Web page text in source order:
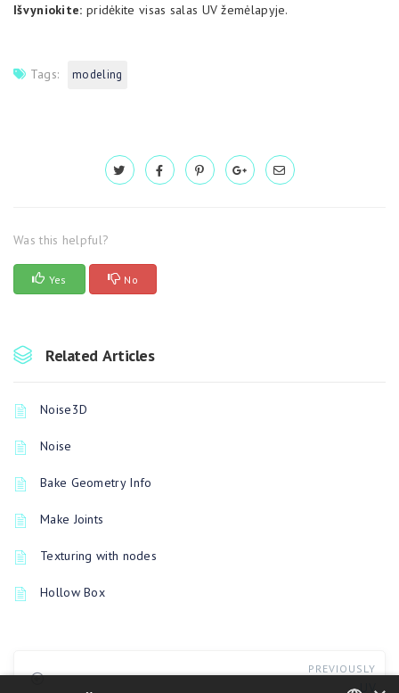
Išvyniokite: pridėkite visas salas UV žemėlapyje.
Tags: modeling
Was this helpful?
Yes No
Related Articles
Noise3D
Noise
Bake Geometry Info
Make Joints
Texturing with nodes
Hollow Box
PREVIOUSLY
UV